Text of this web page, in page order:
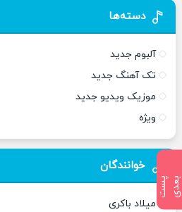
پ
س
ت
ب
ع
د ی
دسته‌ها
آلبوم جدید
تک آهنگ جدید
موزیک ویدیو جدید
ویژه
خوانندگان
میلاد باکری